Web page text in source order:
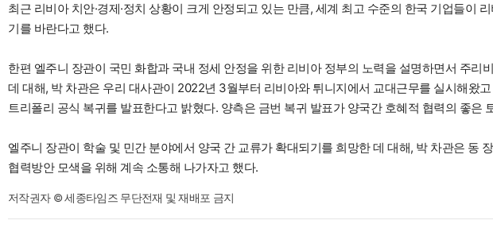
최근 리비아 치안·경제·정치 상황이 크게 안정되고 있는 만큼, 세계 최고 수준의 한국 기업들이
기를 바란다고 했다.
한편 엘주니 장관이 국민 화합과 국내 정세 안정을 위한 리비아 정부의 노력을 설명하면서 주리
데 대해, 박 차관은 우리 대사관이 2022년 3월부터 리비아와 튀니지에서 교대근무를 실시해왔
트리폴리 공식 복귀를 발표한다고 밝혔다. 양측은 금번 복귀 발표가 양국간 호혜적 협력의 좋은
엘주니 장관이 학술 및 민간 분야에서 양국 간 교류가 확대되기를 희망한 데 대해, 박 차관은 동
협력방안 모색을 위해 계속 소통해 나가자고 했다.
저작권자 © 세종타임즈 무단전재 및 재배포 금지